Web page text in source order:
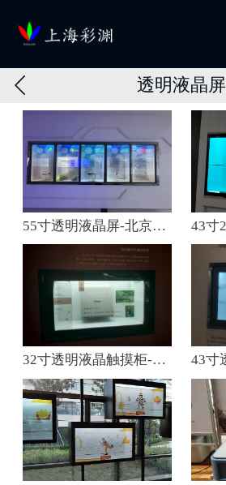
 透明液晶屏
55寸透明液晶屏-北京科技园区展厅
32寸透明液晶触摸柜-郴州博物馆